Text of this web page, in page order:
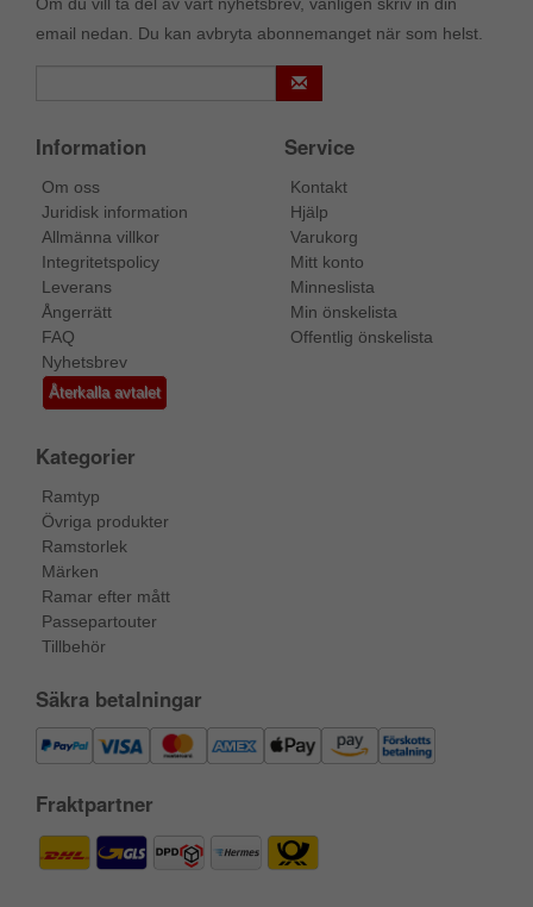
email nedan. Du kan avbryta abonnemanget när som helst.
Information
Om oss
Juridisk information
Allmänna villkor
Integritetspolicy
Leverans
Ångerrätt
FAQ
Nyhetsbrev
Återkalla avtalet
Service
Kontakt
Hjälp
Varukorg
Mitt konto
Minneslista
Min önskelista
Offentlig önskelista
Kategorier
Ramtyp
Övriga produkter
Ramstorlek
Märken
Ramar efter mått
Passepartouter
Tillbehör
Säkra betalningar
Fraktpartner